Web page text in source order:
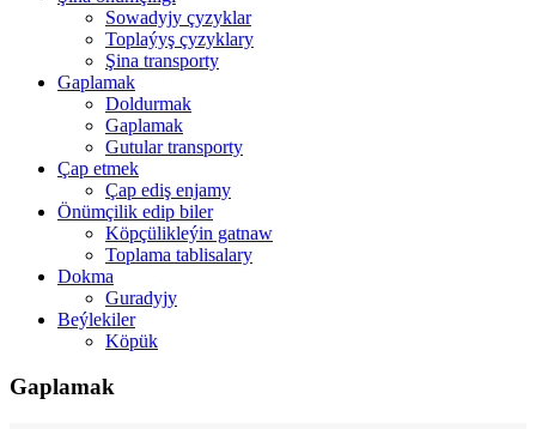
Sowadyjy çyzyklar
Toplaýyş çyzyklary
Şina transporty
Gaplamak
Doldurmak
Gaplamak
Gutular transporty
Çap etmek
Çap ediş enjamy
Önümçilik edip biler
Köpçülikleýin gatnaw
Toplama tablisalary
Dokma
Guradyjy
Beýlekiler
Köpük
Gaplamak